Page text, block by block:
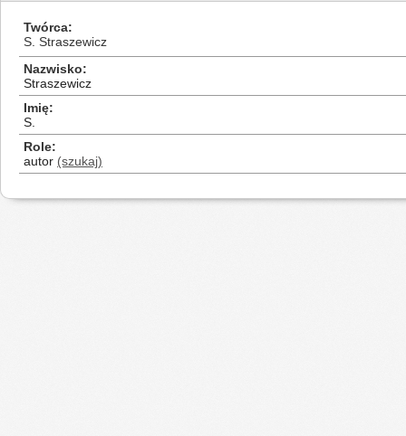
Twórca
S. Straszewicz
Nazwisko
Straszewicz
Imię
S.
Role
autor (szukaj)